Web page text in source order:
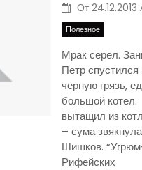
От 24.12.2013
Полезное
Мрак серел.
Петр
черную грязь,
большой
вытащил из
– сума
Шишков.
Рифейских